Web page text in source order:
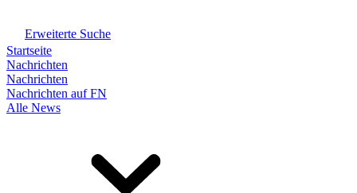
Erweiterte Suche
Startseite
Nachrichten
Nachrichten
Nachrichten auf FN
Alle News